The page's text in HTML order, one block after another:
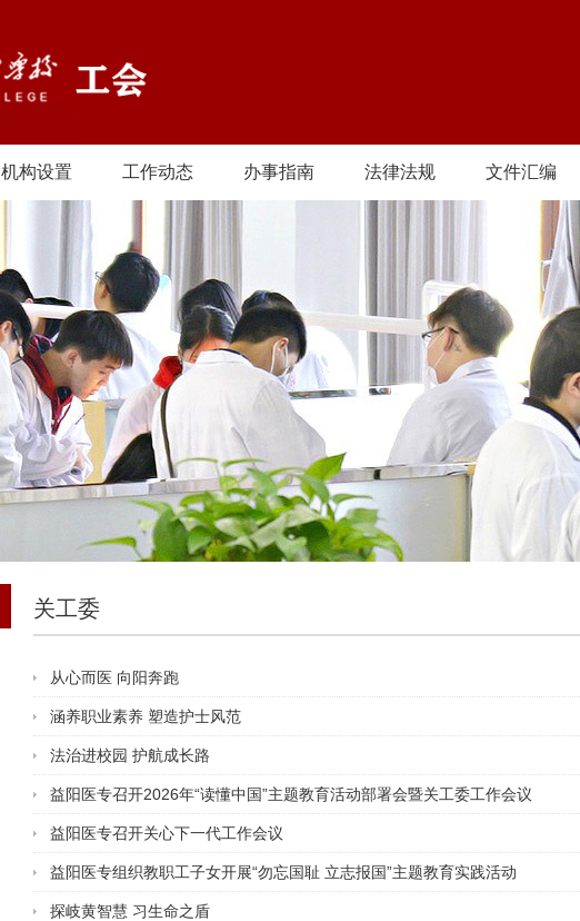
机构设置 工作动态 办事指南 法律法规 文件汇编
关工委
从心而医 向阳奔跑
涵养职业素养 塑造护士风范
法治进校园 护航成长路
益阳医专召开2026年“读懂中国”主题教育活动部署会暨关工委工作会议
益阳医专召开关心下一代工作会议
益阳医专组织教职工子女开展“勿忘国耻 立志报国”主题教育实践活动
探岐黄智慧 习生命之盾